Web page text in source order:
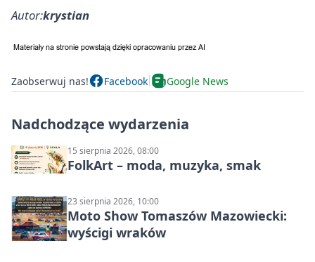
Autor:krystian
Zaobserwuj nas! Facebook Google News
Nadchodzące wydarzenia
15 sierpnia 2026, 08:00
FolkArt – moda, muzyka, smak
23 sierpnia 2026, 10:00
Moto Show Tomaszów Mazowiecki:
wyścigi wraków